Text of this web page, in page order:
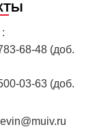
68-48 (доб.
03-63 (доб.